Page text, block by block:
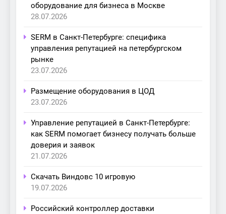
оборудование для бизнеса в Москве
28.07.2026
SERM в Санкт-Петербурге: специфика
управления репутацией на петербургском
рынке
23.07.2026
Размещение оборудования в ЦОД
23.07.2026
Управление репутацией в Санкт-Петербурге:
как SERM помогает бизнесу получать больше
доверия и заявок
21.07.2026
Скачать Виндовс 10 игровую
19.07.2026
Российский контроллер доставки